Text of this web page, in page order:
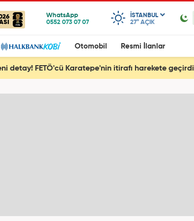
ISTANBUL
27° AÇIK
Otomobil Resmi İlanlar
detay! FETÖ'cü Karatepe'nin itirafı harekete geçirdi